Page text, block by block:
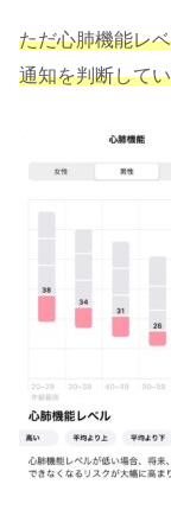
ただ心肺機能レ
通知を判断して